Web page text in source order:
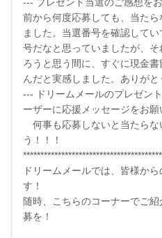
--- プレゼント当選のご感想を
前から何度応募しても、当た
ました。当選番号を確認して
号だなと思っていましたが、
ろうと思う間に、すぐに現金
んだと実感しました。ありがと
--- ドリームメールのプレゼン
ーザーに応援メッセージをお
何事も応募しないと当たらな
う！！！
ドリームメールでは、皆様か
す！
随時、こちらのコーナーでご
募を！